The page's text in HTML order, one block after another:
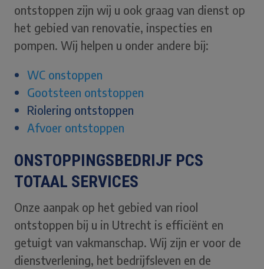
ontstoppen zijn wij u ook graag van dienst op
het gebied van renovatie, inspecties en
pompen. Wij helpen u onder andere bij:
WC onstoppen
Gootsteen ontstoppen
Riolering ontstoppen
Afvoer ontstoppen
ONSTOPPINGSBEDRIJF PCS
TOTAAL SERVICES
Onze aanpak op het gebied van riool
ontstoppen bij u in Utrecht is efficiënt en
getuigt van vakmanschap. Wij zijn er voor de
dienstverlening, het bedrijfsleven en de